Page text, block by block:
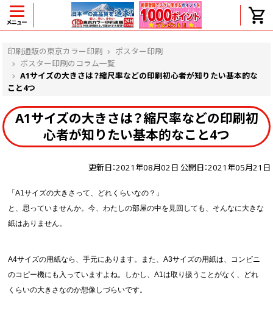
メニュー
印刷通販の東京カラー印刷
ポスター印刷
ポスター印刷のコラム一覧
A1サイズの大きさは？縮尺率などの印刷初心者が知りたい基本的な
こと4つ
A1サイズの大きさは？縮尺率などの印刷初
心者が知りたい基本的なこと4つ
更新日：2021年08月02日 公開日：2021年05月21日
「A1サイズの大きさって、どれくらいなの？」
と、思っていませんか。今、わたしの部屋の中を見回しても、そんなに大きな
紙はありません。
A4サイズの用紙なら、手元にあります。また、A3サイズの用紙は、コンビニ
のコピー機にも入っていますよね。しかし、A1は取り扱うことがなく、どれ
くらいの大きさなのか想像しづらいです。
ヘルプ
入金・決済後、入金情報画面に反映されま
せん。
価格表にない部数の注文は可能ですか？
任意の部数単位で帯をかけて納品できま
すか？
領収書・納品書を発行は可能ですか？
見本と印刷データの比較はしてくれます
か？
画面表示操作